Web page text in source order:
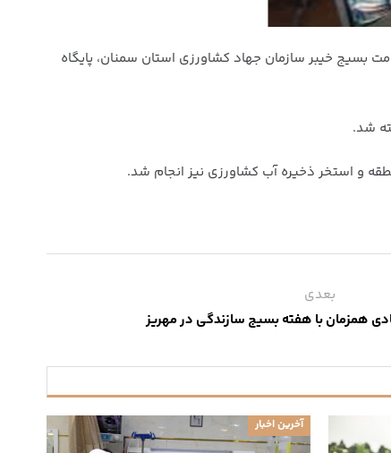
بسیج خیبر سازمان جهاد کشاورزی استان سمنان، پایگاه
شد.
و استخر ذخیره آب کشاورزی نیز انجام شد.
بعدی
آخرین اخبار